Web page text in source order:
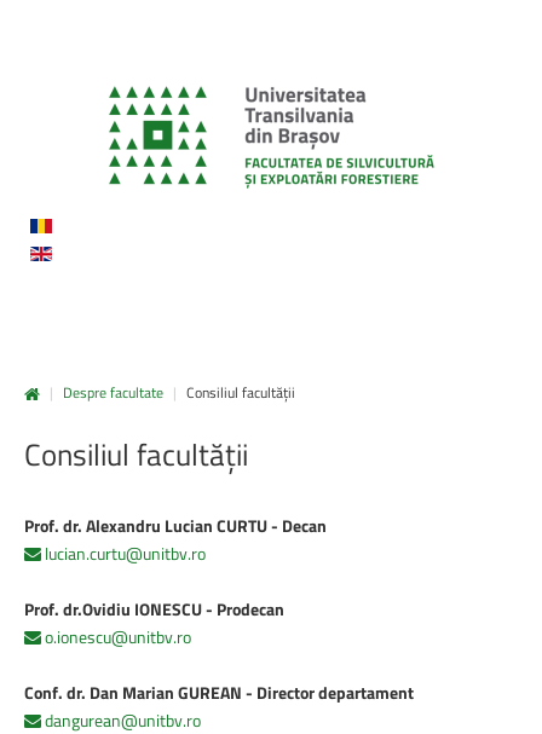
| Despre facultate | Consiliul facultății
Consiliul facultății
Prof. dr. Alexandru Lucian CURTU - Decan
lucian.curtu@unitbv.ro
Prof. dr.Ovidiu IONESCU - Prodecan
o.ionescu@unitbv.ro
Conf. dr. Dan Marian GUREAN - Director departament
dangurean@unitbv.ro